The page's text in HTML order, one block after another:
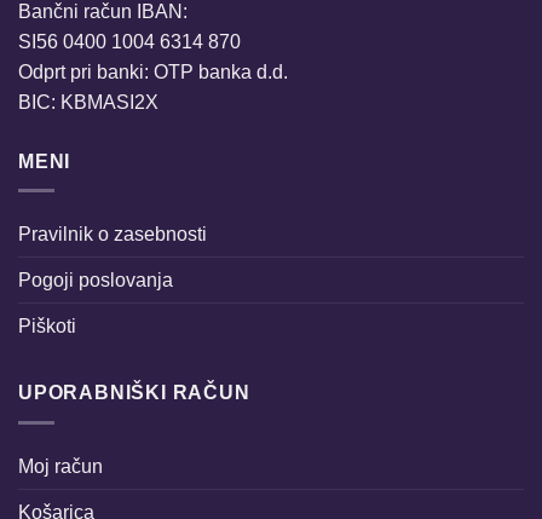
Bančni račun IBAN:
SI56 0400 1004 6314 870
Odprt pri banki: OTP banka d.d.
BIC: KBMASI2X
MENI
Pravilnik o zasebnosti
Pogoji poslovanja
Piškoti
UPORABNIŠKI RAČUN
Moj račun
Košarica